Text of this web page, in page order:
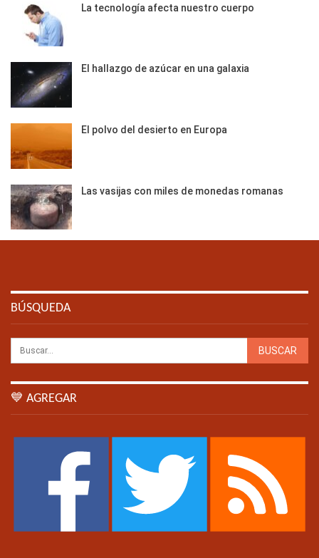
La tecnología afecta nuestro cuerpo
El hallazgo de azúcar en una galaxia
El polvo del desierto en Europa
Las vasijas con miles de monedas romanas
BÚSQUEDA
💙 AGREGAR